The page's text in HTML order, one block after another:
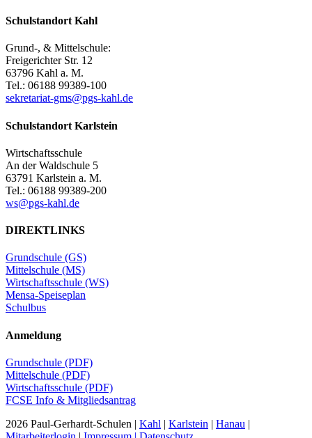
Schulstandort Kahl
Grund-, & Mittelschule:
Freigerichter Str. 12
63796 Kahl a. M.
Tel.: 06188 99389-100
sekretariat-gms@pgs-kahl.de
Schulstandort Karlstein
Wirtschaftsschule
An der Waldschule 5
63791 Karlstein a. M.
Tel.: 06188 99389-200
ws@pgs-kahl.de
DIREKTLINKS
Grundschule (GS)
Mittelschule (MS)
Wirtschaftsschule (WS)
Mensa-Speiseplan
Schulbus
Anmeldung
Grundschule (PDF)
Mittelschule (PDF)
Wirtschaftsschule (PDF)
FCSE Info & Mitgliedsantrag
2026 Paul-Gerhardt-Schulen | Kahl | Karlstein | Hanau |